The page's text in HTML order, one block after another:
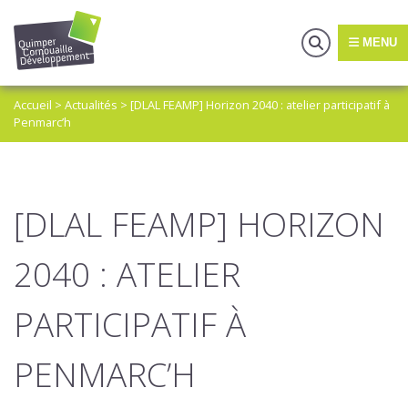
MENU
Accueil > Actualités > [DLAL FEAMP] Horizon 2040 : atelier participatif à
Penmarc’h
[DLAL FEAMP] HORIZON
2040 : ATELIER
PARTICIPATIF À
PENMARC’H